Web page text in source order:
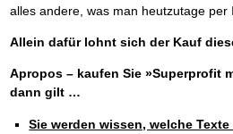
alles andere, was man heutzutage per
Allein dafür lohnt sich der Kauf
Apropos – kaufen Sie »Superprofit
dann gilt …
Sie werden wissen, welche